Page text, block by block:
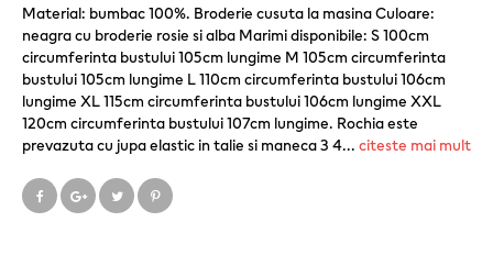
Material: bumbac 100%. Broderie cusuta la masina Culoare:
neagra cu broderie rosie si alba Marimi disponibile: S 100cm
circumferinta bustului 105cm lungime M 105cm circumferinta
bustului 105cm lungime L 110cm circumferinta bustului 106cm
lungime XL 115cm circumferinta bustului 106cm lungime XXL
120cm circumferinta bustului 107cm lungime. Rochia este
prevazuta cu jupa elastic in talie si maneca 3 4... citeste mai mult